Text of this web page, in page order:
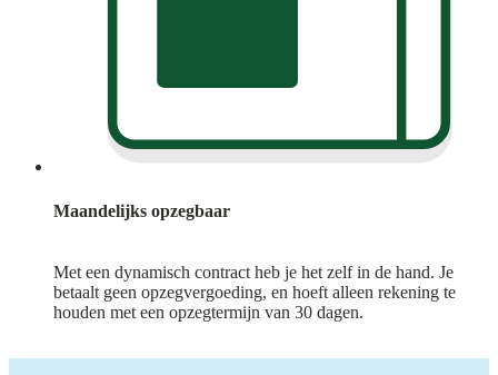
Maandelijks opzegbaar
Met een dynamisch contract heb je het zelf in de hand. Je
betaalt geen opzegvergoeding, en hoeft alleen rekening te
houden met een opzegtermijn van 30 dagen.